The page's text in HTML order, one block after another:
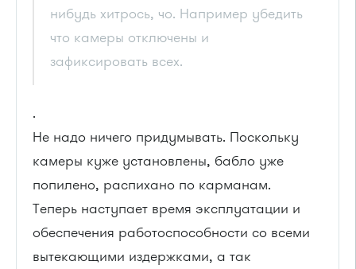
нибудь хитрось, чо. Например убедить
что камеры отключены и
зафиксировать всех.
.
Не надо ничего придумывать. Поскольку
камеры куже установлены, бабло уже
попилено, распихано по карманам.
Теперь наступает время эксплуатации и
обеспечения работоспособности со всеми
вытекающими издержками, а так